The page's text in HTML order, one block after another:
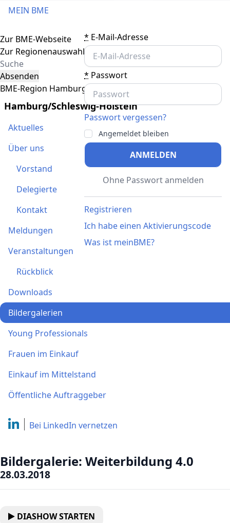
MEIN BME
* E-Mail-Adresse
* Passwort
Passwort vergessen?
Angemeldet bleiben
ANMELDEN
Ohne Passwort anmelden
Registrieren
Ich habe einen Aktivierungscode
Was ist meinBME?
Toggle navigation
Zur BME-Webseite
Zur Regionenauswahl
Absenden
BME-Region Hamburg/Schleswig-Holstein
Hamburg/Schleswig-Holstein
Aktuelles
Über uns
Vorstand
Delegierte
Kontakt
Meldungen
Veranstaltungen
Rückblick
Downloads
Bildergalerien
Young Professionals
Frauen im Einkauf
Einkauf im Mittelstand
Öffentliche Auftraggeber
Bei LinkedIn vernetzen
Bildergalerie: Weiterbildung 4.0
28.03.2018
DIASHOW STARTEN